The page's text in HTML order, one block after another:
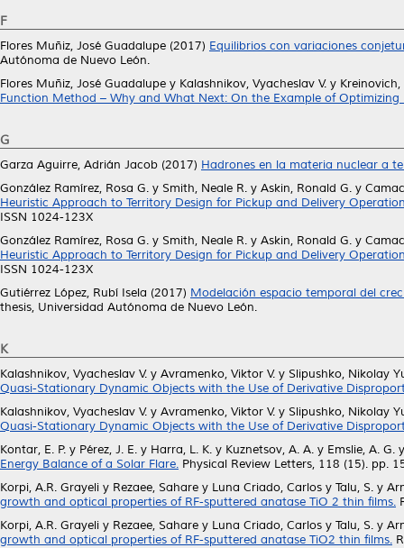
F
Flores Muñiz, José Guadalupe (2017) Equilibrios con variaciones
Autónoma de Nuevo León.
Flores Muñiz, José Guadalupe y Kalashnikov, Vyacheslav V. y Kreinovich,
Function Method – Why and What Next: On the Example of Optimizing
G
Garza Aguirre, Adrián Jacob (2017) Hadrones en la materia nuclear a
González Ramírez, Rosa G. y Smith, Neale R. y Askin, Ronald G. y
Heuristic Approach to Territory Design for Pickup and Delivery
ISSN 1024-123X
González Ramírez, Rosa G. y Smith, Neale R. y Askin, Ronald G. y
Heuristic Approach to Territory Design for Pickup and Delivery
ISSN 1024-123X
Gutiérrez López, Rubí Isela (2017) Modelación espacio temporal del
thesis, Universidad Autónoma de Nuevo León.
K
Kalashnikov, Vyacheslav V. y Avramenko, Viktor V. y Slipushko, Nikolay
Quasi-Stationary Dynamic Objects with the Use of Derivative
Kalashnikov, Vyacheslav V. y Avramenko, Viktor V. y Slipushko, Nikolay
Quasi-Stationary Dynamic Objects with the Use of Derivative
Kontar, E. P. y Pérez, J. E. y Harra, L. K. y Kuznetsov, A. A. y Emslie, A. G.
Energy Balance of a Solar Flare. Physical Review Letters, 118 (15). pp.
Korpi, A.R. Grayeli y Rezaee, Sahare y Luna Criado, Carlos y Talu, S. y
growth and optical properties of RF-sputtered anatase TiO 2 thin films.
Korpi, A.R. Grayeli y Rezaee, Sahare y Luna Criado, Carlos y Talu, S. y
growth and optical properties of RF-sputtered anatase TiO2 thin films.